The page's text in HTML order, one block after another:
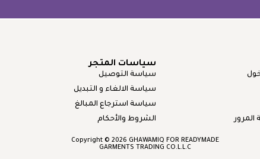
سياسات المتجر
سياسة التوصيل
سياسة الالغاء و التبديل
سياسة استرجاع المبالغ
الشروط والأحكام
Copyright © 2026 GHAWAMIQ FOR READYMADE
GARMENTS TRADING CO.L.L.C